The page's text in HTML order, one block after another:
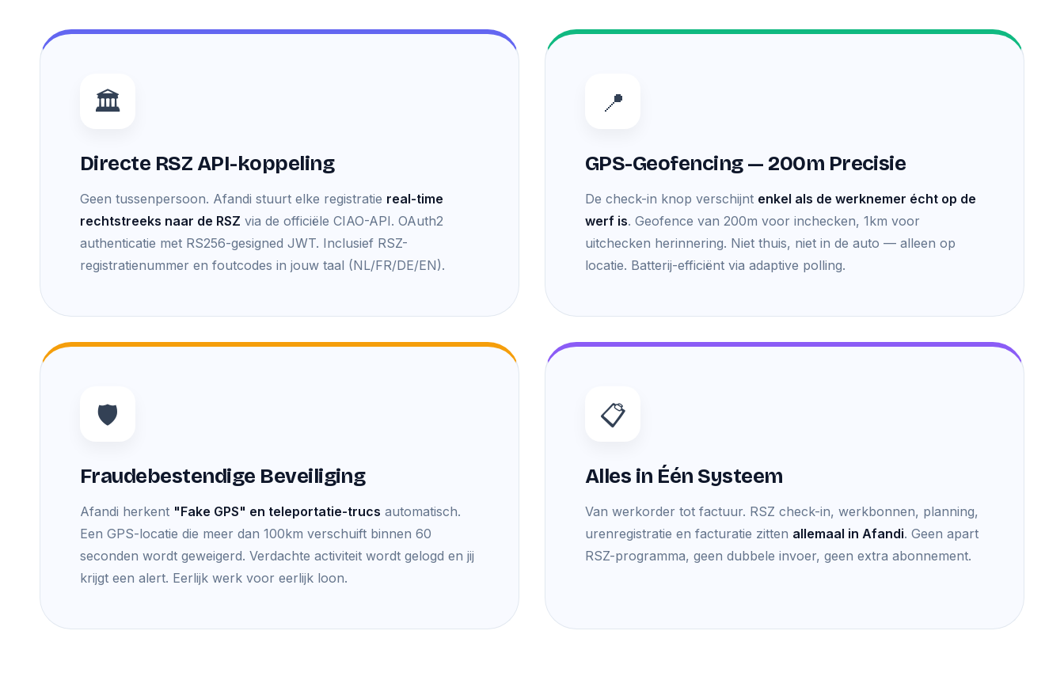
🏛️
Directe RSZ API-koppeling
Geen tussenpersoon. Afandi stuurt elke registratie real-time
rechtstreeks naar de RSZ via de officiële CIAO-API. OAuth2
authenticatie met RS256-gesigned JWT. Inclusief RSZ-
registratienummer en foutcodes in jouw taal (NL/FR/DE/EN).
📍
GPS-Geofencing — 200m Precisie
De check-in knop verschijnt enkel als de werknemer écht op de
werf is. Geofence van 200m voor inchecken, 1km voor
uitchecken herinnering. Niet thuis, niet in de auto — alleen op
locatie. Batterij-efficiënt via adaptive polling.
🛡️
Fraudebestendige Beveiliging
Afandi herkent "Fake GPS" en teleportatie-trucs automatisch.
Een GPS-locatie die meer dan 100km verschuift binnen 60
seconden wordt geweigerd. Verdachte activiteit wordt gelogd en jij
krijgt een alert. Eerlijk werk voor eerlijk loon.
📋
Alles in Één Systeem
Van werkorder tot factuur. RSZ check-in, werkbonnen, planning,
urenregistratie en facturatie zitten allemaal in Afandi. Geen apart
RSZ-programma, geen dubbele invoer, geen extra abonnement.